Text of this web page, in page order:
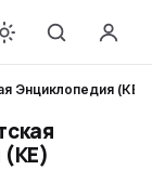
Энциклопедия (КЕ)
(КЕ)